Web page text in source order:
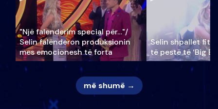
"Një falenderim special për…"/
Selin falënderon produksionin
mes emocionesh të forta
Selin shpallet
të pestë të ‘Big
më shumë →